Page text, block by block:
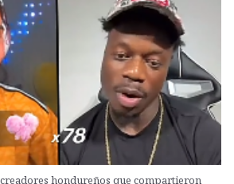
hondureños que compartieron